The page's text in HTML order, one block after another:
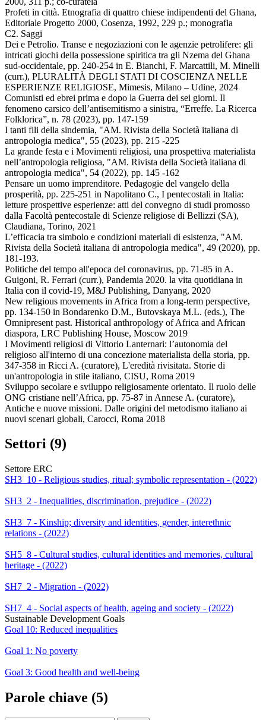
Profeti in città. Etnografia di quattro chiese indipendenti del Ghana,
Editoriale Progetto 2000, Cosenza, 1992, 229 p.; monografia
C2. Saggi
Dei e Petrolio. Transe e negoziazioni con le agenzie petrolifere: gli
intricati giochi della possessione spiritica tra gli Nzema del Ghana
sud-occidentale, pp. 240-254 in E. Bianchi, F. Marcattili, M. Minelli
(curr.), PLURALITÀ DEGLI STATI DI COSCIENZA NELLE
ESPERIENZE RELIGIOSE, Mimesis, Milano – Udine, 2024
Comunisti ed ebrei prima e dopo la Guerra dei sei giorni. Il
fenomeno carsico dell’antisemitismo a sinistra, “Erreffe. La Ricerca
Folklorica”, n. 78 (2023), pp. 147-159
I tanti fili della sindemia, "AM. Rivista della Società italiana di
antropologia medica", 55 (2023), pp. 215 -225
La grande festa e i Movimenti religiosi, una prospettiva materialista
nell’antropologia religiosa, "AM. Rivista della Società italiana di
antropologia medica", 54 (2022), pp. 145 -162
Pensare un uomo imprenditore. Pedagogie del vangelo della
prosperità, pp. 225-251 in Napolitano C., I pentecostali in Italia:
letture prospettive esperienze: atti del convegno di studi promosso
dalla Facoltà pentecostale di Scienze religiose di Bellizzi (SA),
Claudiana, Torino, 2021
L’efficacia tra simbolo e condizioni materiali di esistenza, "AM.
Rivista della Società italiana di antropologia medica", 49 (2020), pp.
181-193.
Politiche del tempo all'epoca del coronavirus, pp. 71-85 in A.
Guigoni, R. Ferrari (curr.), Pandemia 2020. la vita quotidiana in
Italia con il covid-19, M&J Publishing, Danyang, 2020
New religious movements in Africa from a long-term perspective,
pp. 134-150 in Bondarenko D.M., Butovskaya M.L. (eds.), The
Omnipresent past. Historical anthropology of Africa and African
diaspora, LRC Publishing House, Moscow 2019
I Movimenti religiosi di Vittorio Lanternari: l’autonomia del
religioso all'interno di una concezione materialista della storia, pp.
347-358 in Ricci A. (curatore), L'eredità rivisitata. Storie di
un'antropologia in stile italiano, CISU, Roma 2019
Sviluppo secolare e sviluppo religiosamente orientato. Il ruolo delle
ONG cristiane nell’Africa, pp. 75-87 in Annese A. (curatore),
Antiche e nuove missioni. Dalle origini del metodismo italiano ai
nuovi scenari globali, Carocci, Roma 2018
Settori (9)
Settore ERC
SH3_10 - Religious studies, ritual; symbolic representation - (2022)
SH3_2 - Inequalities, discrimination, prejudice - (2022)
SH3_7 - Kinship; diversity and identities, gender, interethnic
relations - (2022)
SH5_8 - Cultural studies, cultural identities and memories, cultural
heritage - (2022)
SH7_2 - Migration - (2022)
SH7_4 - Social aspects of health, ageing and society - (2022)
Sustainable Development Goals
Goal 10: Reduced inequalities
Goal 1: No poverty
Goal 3: Good health and well-being
Parole chiave (5)